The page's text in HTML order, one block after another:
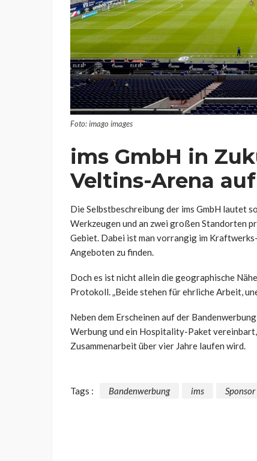
Foto: imago images
ims GmbH in
Veltins-Arena
Die Selbstbeschreibung der ims GmbH lautet
Werkzeugen und an zwei großen Standorten
Gebiet. Dabei ist man vorrangig im
Angeboten zu finden.
Doch es ist nicht allein die geographische
Protokoll. „Beide stehen für ehrliche Arbeit,
Neben dem Erscheinen auf der
Werbung und ein Hospitality-Paket vereinbart,
Zusammenarbeit über vier Jahre laufen wird.
Tags : Bandenwerbung ims Sponsor